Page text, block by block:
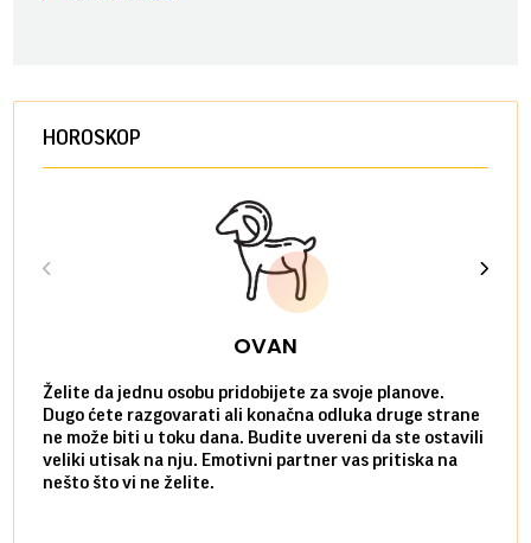
HOROSKOP
OVAN
Želite da jednu osobu pridobijete za svoje planove.
Dugo ćete razgovarati ali konačna odluka druge strane
ne može biti u toku dana. Budite uvereni da ste ostavili
veliki utisak na nju. Emotivni partner vas pritiska na
nešto što vi ne želite.